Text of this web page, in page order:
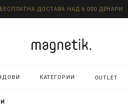
БЕСПЛАТНА ДОСТАВА НАД 6.000 ДЕНАРИ
КАТЕГОРИИ OUTLET